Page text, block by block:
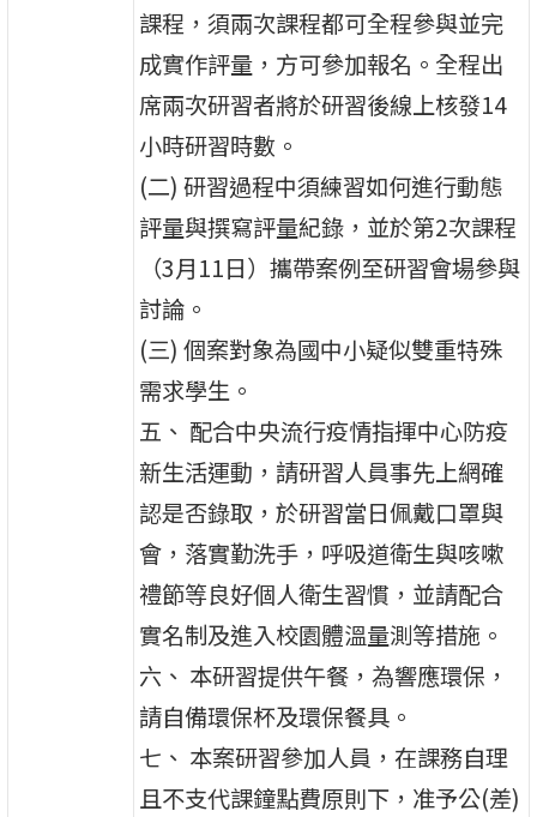
課程，須兩次課程都可全程參與並完
成實作評量，方可參加報名。全程出
席兩次研習者將於研習後線上核發14
小時研習時數。
(二) 研習過程中須練習如何進行動態
評量與撰寫評量紀錄，並於第2次課程
（3月11日）攜帶案例至研習會場參與
討論。
(三) 個案對象為國中小疑似雙重特殊
需求學生。
五、 配合中央流行疫情指揮中心防疫
新生活運動，請研習人員事先上網確
認是否錄取，於研習當日佩戴口罩與
會，落實勤洗手，呼吸道衛生與咳嗽
禮節等良好個人衛生習慣，並請配合
實名制及進入校園體溫量測等措施。
六、 本研習提供午餐，為響應環保，
請自備環保杯及環保餐具。
七、 本案研習參加人員，在課務自理
且不支代課鐘點費原則下，准予公(差)